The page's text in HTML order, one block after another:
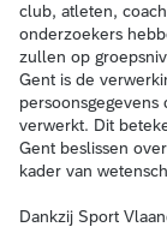
club, atleten,
onderzoekers
zullen op
Gent is de
verwerkt. Dit
Gent beslissen
kader van
Dankzij Sport